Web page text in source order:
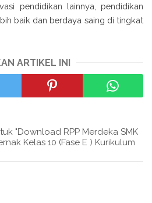
pendidikan lainnya, pendidikan
baik dan berdaya saing di tingkat
ARTIKEL INI
"Download RPP Merdeka SMK
Kelas 10 (Fase E ) Kurikulum